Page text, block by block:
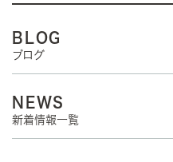
BLOG
ブログ
NEWS
新着情報一覧